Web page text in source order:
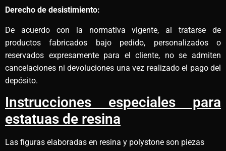
Derecho de desistimiento:
De acuerdo con la normativa vigente, al tratarse de
productos fabricados bajo pedido, personalizados o
reservados expresamente para el cliente, no se admiten
cancelaciones ni devoluciones una vez realizado el pago del
depósito.
Instrucciones especiales para
estatuas de resina
Las figuras elaboradas en resina y polystone son piezas